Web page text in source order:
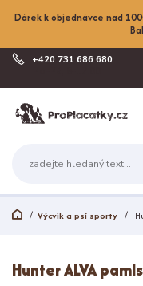
Dárek k objednávce nad
+420 731 686 680
Výcvik a psí sporty
Hunter ALVA